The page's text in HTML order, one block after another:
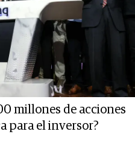
millones de acciones
para el inversor?